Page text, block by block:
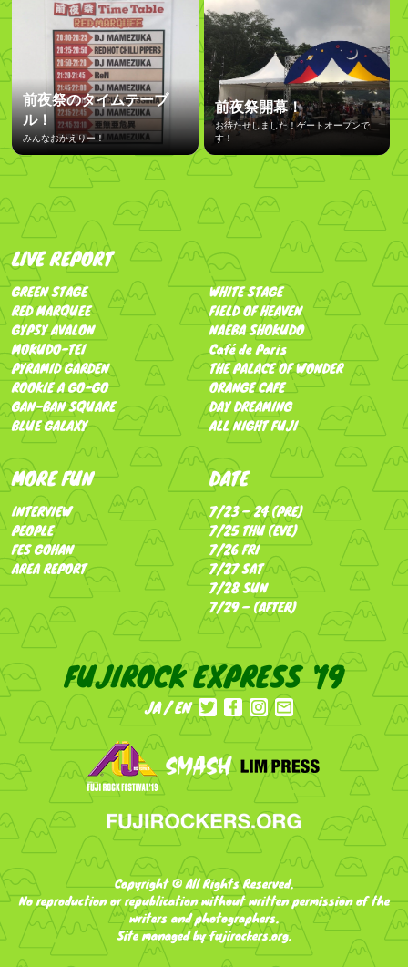
前夜祭のタイムテーブ
ル！
みんなおかえりー！
前夜祭開幕！
お待たせしました！ゲートオープンで
す！
LIVE REPORT
GREEN STAGE
WHITE STAGE
RED MARQUEE
FIELD OF HEAVEN
GYPSY AVALON
NAEBA SHOKUDO
MOKUDO-TEI
Café de Paris
PYRAMID GARDEN
THE PALACE OF WONDER
ROOKIE A GO-GO
ORANGE CAFE
GAN-BAN SQUARE
DAY DREAMING
BLUE GALAXY
ALL NIGHT FUJI
MORE FUN
INTERVIEW
PEOPLE
FES GOHAN
AREA REPORT
DATE
7/23 – 24 (PRE)
7/25 THU (EVE)
7/26 FRI
7/27 SAT
7/28 SUN
7/29 – (AFTER)
FUJIROCK EXPRESS '19
JA EN
Copyright © All Rights Reserved.
No reproduction or republication without written permission of the
writers and photographers.
Site managed by fujirockers.org.